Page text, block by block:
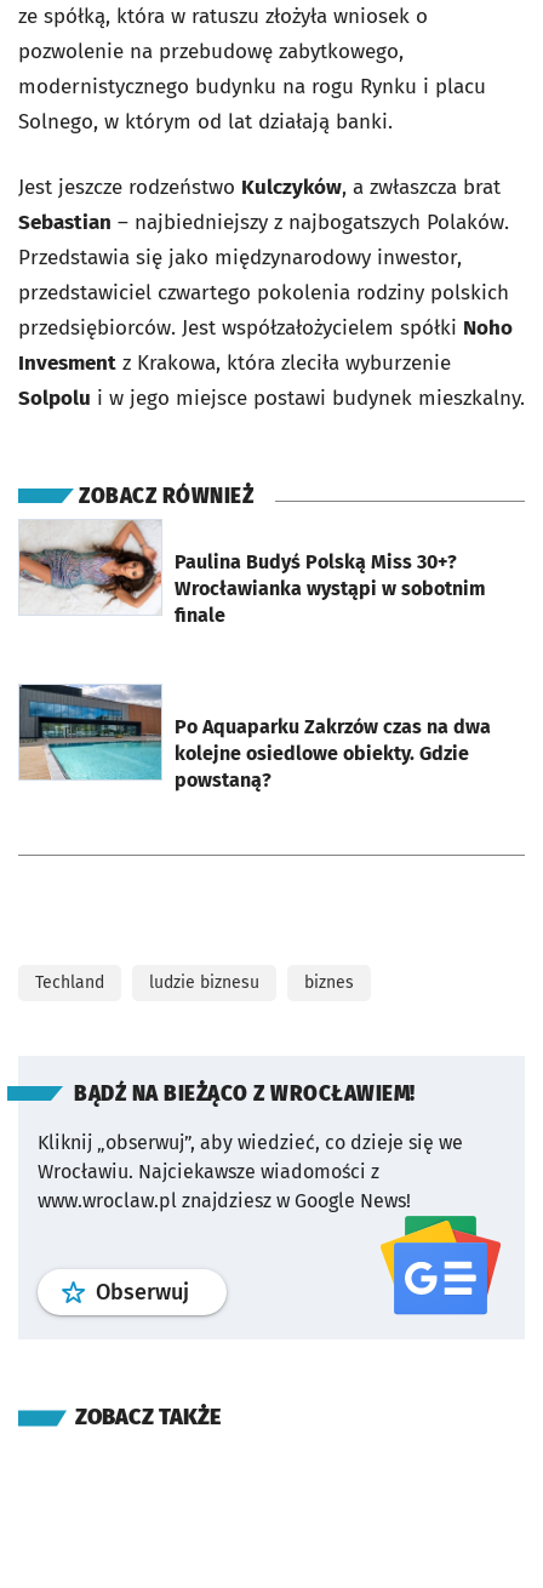
ze spółką, która w ratuszu złożyła wniosek o
pozwolenie na przebudowę zabytkowego,
modernistycznego budynku na rogu Rynku i placu
Solnego, w którym od lat działają banki.
Jest jeszcze rodzeństwo Kulczyków, a zwłaszcza brat
Sebastian – najbiedniejszy z najbogatszych Polaków.
Przedstawia się jako międzynarodowy inwestor,
przedstawiciel czwartego pokolenia rodziny polskich
przedsiębiorców. Jest współzałożycielem spółki Noho
Invesment z Krakowa, która zleciła wyburzenie
Solpolu i w jego miejsce postawi budynek mieszkalny.
ZOBACZ RÓWNIEŻ
Paulina Budyś Polską Miss 30+?
Wrocławianka wystąpi w sobotnim
finale
otworzy się w nowej karcie
Po Aquaparku Zakrzów czas na dwa
kolejne osiedlowe obiekty. Gdzie
powstaną?
otworzy się w nowej karcie
Techland ludzie biznesu biznes
BĄDŹ NA BIEŻĄCO Z WROCŁAWIEM!
Kliknij „obserwuj”, aby wiedzieć, co dzieje się we
Wrocławiu. Najciekawsze wiadomości z
www.wroclaw.pl znajdziesz w Google News!
Obserwuj profil serwisu
ZOBACZ TAKŻE